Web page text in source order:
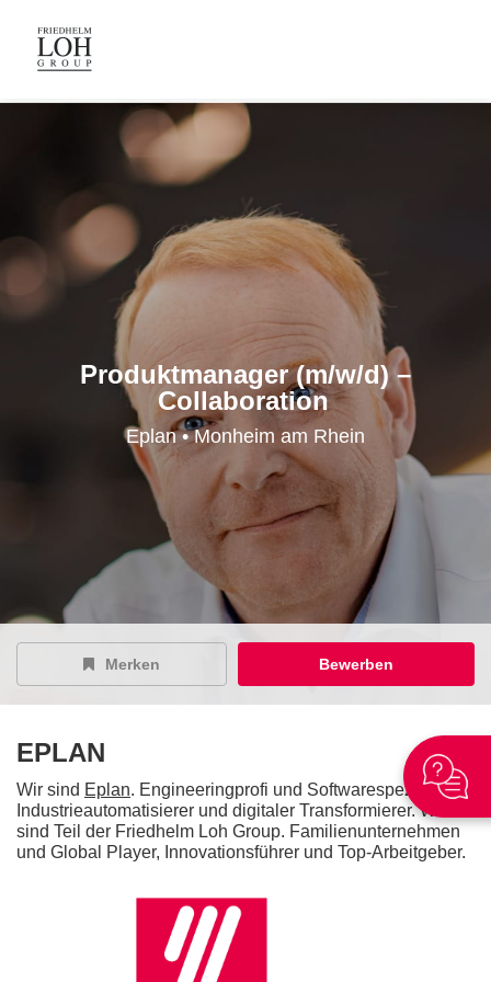
Produktmanager (m/w/d) –
Collaboration
Eplan • Monheim am Rhein
Merken Bewerben
EPLAN
Wir sind Eplan. Engineeringprofi und Softwarespezialist,
Industrieautomatisierer und digitaler Transformierer. Wir
sind Teil der Friedhelm Loh Group. Familienunternehmen
und Global Player, Innovationsführer und Top-Arbeitgeber.